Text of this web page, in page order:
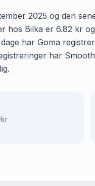
2025 og den
hos Bilka er 6.82 kr
har Goma
har
kr